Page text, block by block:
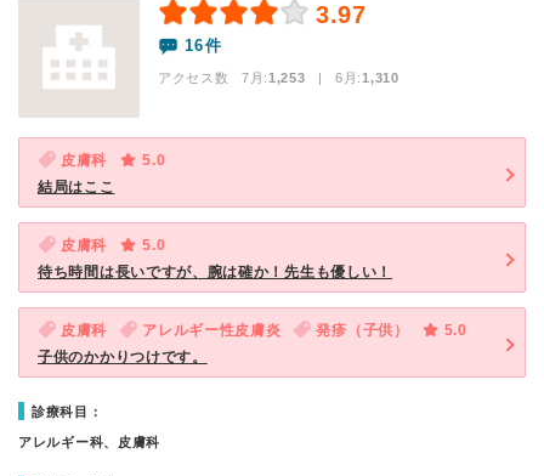
3.97
16件
アクセス数 7月:1,253 | 6月:1,310
皮膚科
5.0
結局はここ
皮膚科
5.0
待ち時間は長いですが、腕は確か！先生も優しい！
皮膚科 アレルギー性皮膚炎 発疹（子供）
5.0
子供のかかりつけです。
診療科目：
アレルギー科、皮膚科